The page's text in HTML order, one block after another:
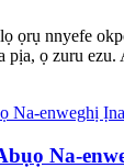
ọrụ nnyefe
ọ zuru ezu.
Na-